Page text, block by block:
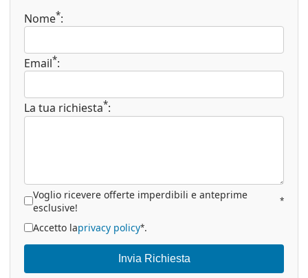
Nome*:
Email*:
La tua richiesta*:
Voglio ricevere offerte imperdibili e anteprime
esclusive!
*
Accetto laprivacy policy*.
Invia Richiesta